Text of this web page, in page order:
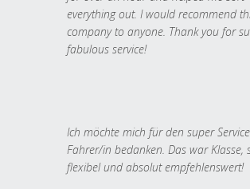
everything out. I would recommend
company to anyone. Thank you for
fabulous service!
Ich möchte mich für den super
Fahrer/in bedanken. Das war Klasse,
flexibel und absolut empfehlenswert!